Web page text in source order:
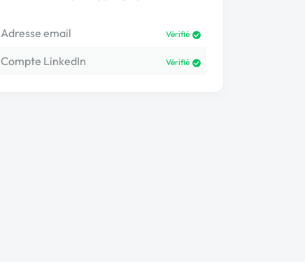
Adresse email Vérifié
Compte LinkedIn Vérifié